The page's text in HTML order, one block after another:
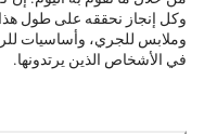
وكل إنجاز نحققه على طول
وملابس للجري، وأساسيات
في الأشخاص الذين يرتدونها.